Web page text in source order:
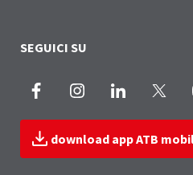
SEGUICI SU
Facebook InstagramLinkedIn
download app ATB